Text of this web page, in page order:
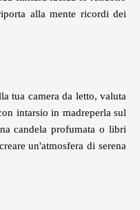
alla mente ricordi dei
tua camera da letto, valuta
intarsio in madreperla sul
candela profumata o libri
un'atmosfera di serena